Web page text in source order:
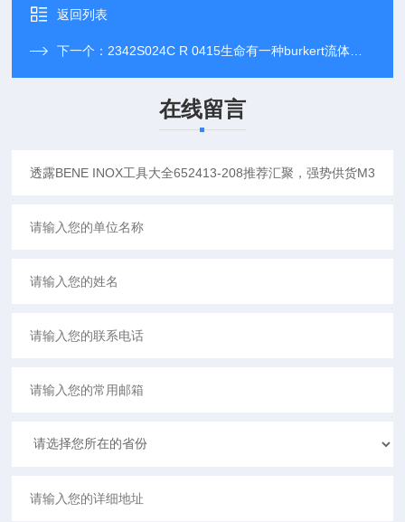
返回列表
下一个： 2342S024C R 0415生命有一种burkert流体控制165219推荐汇聚，强势供货20C16 x 030
在线留言